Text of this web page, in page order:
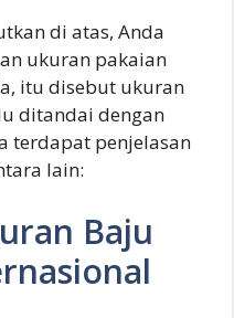
di atas, Anda
ukuran pakaian
itu disebut ukuran
ditandai dengan
terdapat penjelasan
lain:
Baju